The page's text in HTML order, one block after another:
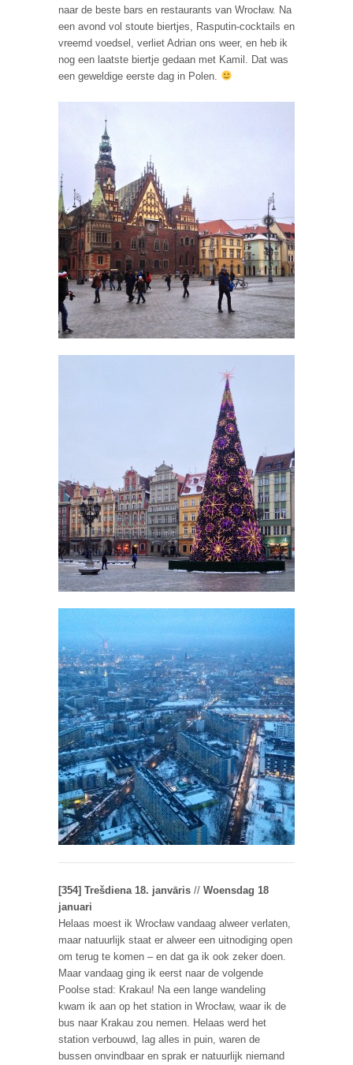
naar de beste bars en restaurants van Wrocław. Na
een avond vol stoute biertjes, Rasputin-cocktails en
vreemd voedsel, verliet Adrian ons weer, en heb ik
nog een laatste biertje gedaan met Kamil. Dat was
een geweldige eerste dag in Polen.
[354] Trešdiena 18. janvāris // Woensdag 18
januari
Helaas moest ik Wrocław vandaag alweer verlaten,
maar natuurlijk staat er alweer een uitnodiging open
om terug te komen – en dat ga ik ook zeker doen.
Maar vandaag ging ik eerst naar de volgende
Poolse stad: Krakau! Na een lange wandeling
kwam ik aan op het station in Wrocław, waar ik de
bus naar Krakau zou nemen. Helaas werd het
station verbouwd, lag alles in puin, waren de
bussen onvindbaar en sprak er natuurlijk niemand